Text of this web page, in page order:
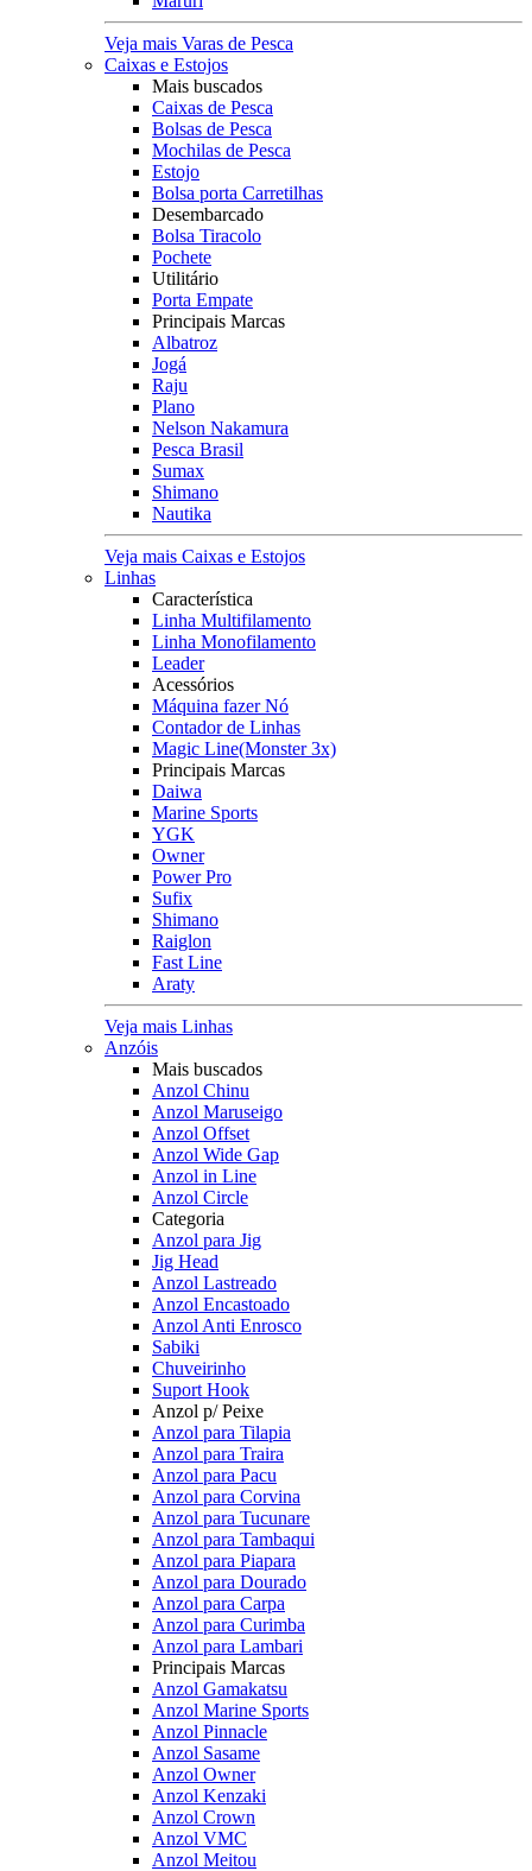
Veja mais Varas de Pesca
Caixas e Estojos
Mais buscados
Caixas de Pesca
Bolsas de Pesca
Mochilas de Pesca
Estojo
Bolsa porta Carretilhas
Desembarcado
Bolsa Tiracolo
Pochete
Utilitário
Porta Empate
Principais Marcas
Albatroz
Jogá
Raju
Plano
Nelson Nakamura
Pesca Brasil
Sumax
Shimano
Nautika
Veja mais Caixas e Estojos
Linhas
Característica
Linha Multifilamento
Linha Monofilamento
Leader
Acessórios
Máquina fazer Nó
Contador de Linhas
Magic Line(Monster 3x)
Principais Marcas
Daiwa
Marine Sports
YGK
Owner
Power Pro
Sufix
Shimano
Raiglon
Fast Line
Araty
Veja mais Linhas
Anzóis
Mais buscados
Anzol Chinu
Anzol Maruseigo
Anzol Offset
Anzol Wide Gap
Anzol in Line
Anzol Circle
Categoria
Anzol para Jig
Jig Head
Anzol Lastreado
Anzol Encastoado
Anzol Anti Enrosco
Sabiki
Chuveirinho
Suport Hook
Anzol p/ Peixe
Anzol para Tilapia
Anzol para Traira
Anzol para Pacu
Anzol para Corvina
Anzol para Tucunare
Anzol para Tambaqui
Anzol para Piapara
Anzol para Dourado
Anzol para Carpa
Anzol para Curimba
Anzol para Lambari
Principais Marcas
Anzol Gamakatsu
Anzol Marine Sports
Anzol Pinnacle
Anzol Sasame
Anzol Owner
Anzol Kenzaki
Anzol Crown
Anzol VMC
Anzol Meitou